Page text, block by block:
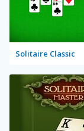
Solitaire Classic